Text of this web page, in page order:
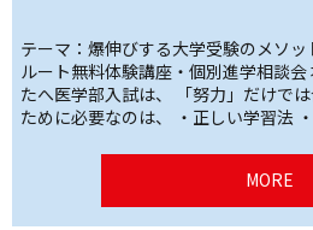
テーマ：爆伸びする大学受験のメソ
ルート無料体験講座・個別進学相談
たへ医学部入試は、 「努力」だけで
ために必要なのは、 ・正しい学習法
MORE